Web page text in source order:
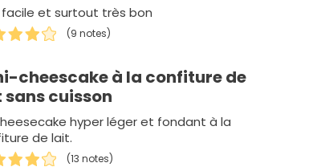
et surtout très bon
(9 notes)
cheescake à la confiture de
cuisson
hyper léger et fondant à la
de lait.
(13 notes)